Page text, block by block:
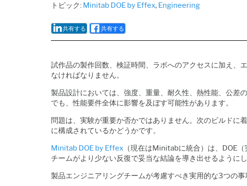
トピック: Minitab DOE by Effex, Engineering
共有する 共有する
試作品の製作回数、検証時間、ラボへのアクセスに加え、
なければなりません。
製品設計においては、強度、重量、耐久性、熱性能、公差
でも、性能要件全体に影響を及ぼす可能性があります。
問題は、実験が重要か否かではありません。次のビルドに着
に構成されているかどうかです。
Minitab DOE by Effex （現在はMinitabに統合）は、DOE
チームがより少ない反復で妥当な結論を導き出せるようにし
製品エンジニアリングチームが考慮すべき実用的な3つの事